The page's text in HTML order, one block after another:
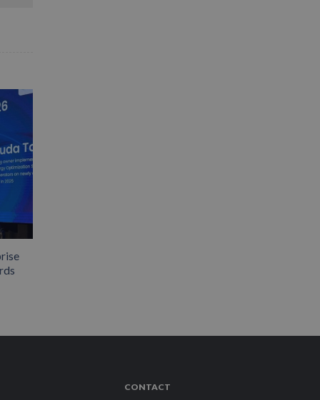
CONTACT